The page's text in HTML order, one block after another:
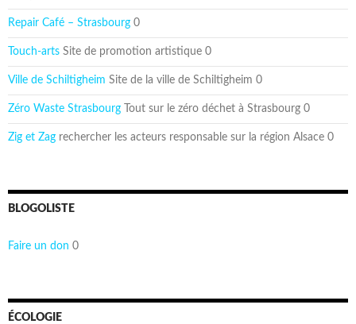
Repair Café – Strasbourg 0
Touch-arts Site de promotion artistique 0
Ville de Schiltigheim Site de la ville de Schiltigheim 0
Zéro Waste Strasbourg Tout sur le zéro déchet à Strasbourg 0
Zig et Zag rechercher les acteurs responsable sur la région Alsace 0
BLOGOLISTE
Faire un don 0
ÉCOLOGIE